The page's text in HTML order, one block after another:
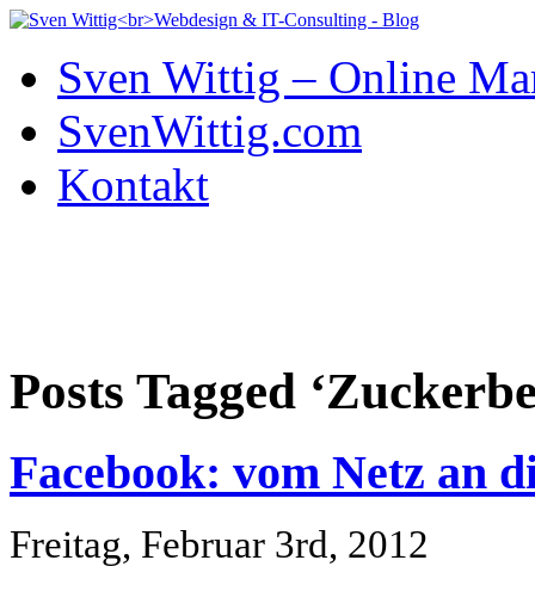
Sven Wittig – Online
SvenWittig.com
Kontakt
Posts Tagged
Facebook: vom Netz an
Freitag, Februar 3rd, 2012